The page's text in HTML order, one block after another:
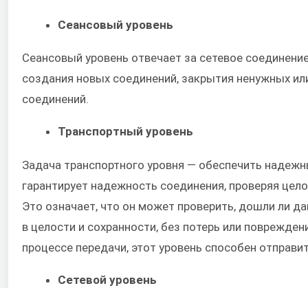
Сеансовый уровень
Сеансовый уровень отвечает за сетевое
создания новых соединений, закрытия ненужных
соединений.
Транспортный уровень
Задача транспортного уровня — обеспечить
гарантирует надежность соединения, проверяя
Это означает, что он может проверить, дошли ли
в целости и сохранности, без потерь или
процессе передачи, этот уровень способен
Сетевой уровень